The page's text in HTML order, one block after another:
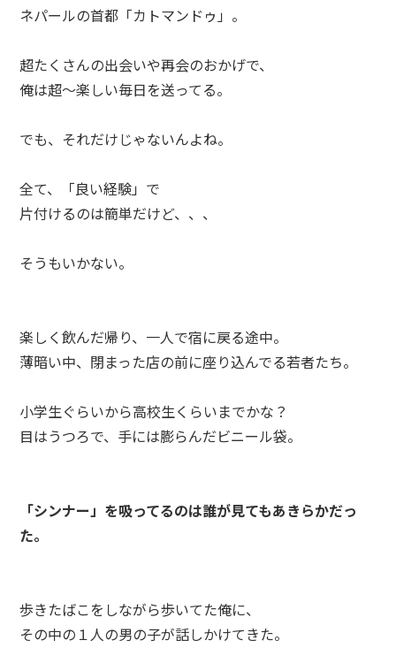
ネパールの首都「カトマンドゥ」。
超たくさんの出会いや再会のおかげで、
俺は超～楽しい毎日を送ってる。
でも、それだけじゃないんよね。
全て、「良い経験」で
片付けるのは簡単だけど、、、
そうもいかない。
楽しく飲んだ帰り、一人で宿に戻る途中。
薄暗い中、閉まった店の前に座り込んでる若者たち。
小学生ぐらいから高校生くらいまでかな？
目はうつろで、手には膨らんだビニール袋。
「シンナー」を吸ってるのは誰が見てもあきらかだっ
た。
歩きたばこをしながら歩いてた俺に、
その中の１人の男の子が話しかけてきた。